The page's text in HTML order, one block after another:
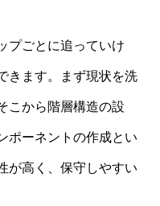
プごとに追っていけ
きます。まず現状を洗
こから階層構造の設
ポーネントの作成とい
が高く、保守しやすい